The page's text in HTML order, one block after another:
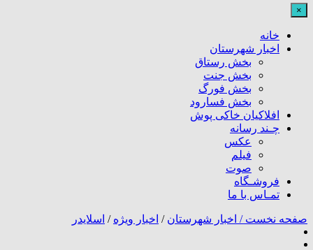
×
خانه
اخبار شهرستان
بخش رستاق
بخش جنت
بخش فورگ
بخش فسارود
افلاکیان خاکی پوش
چـند رسانه
عکس
فیلم
صوت
فروشـگاه
تمـاس با ما
صفحه نخست / اخبار شهرستان / اخبار ویژه / اسلایدر